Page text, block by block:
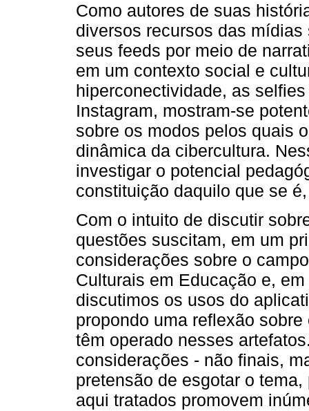
Como autores de suas
diversos recursos das
seus feeds por meio de
em um contexto social e
hiperconectividade, as
Instagram, mostram-se
sobre os modos pelos quais
dinâmica da cibercultura.
investigar o potencial
constituição daquilo que se
Com o intuito de discutir
questões suscitam, em um
considerações sobre o
Culturais em Educação e,
discutimos os usos do
propondo uma reflexão
têm operado nesses
considerações - não finais,
pretensão de esgotar o
aqui tratados promovem